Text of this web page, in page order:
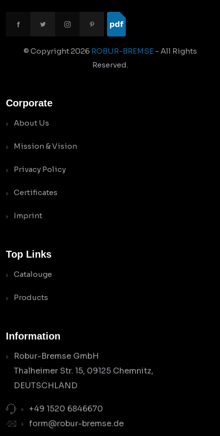
© Copyright2026 ROBUR-BREMSE- All Rights
Reserved.
Corporate
About Us
Mission & Vision
Privacy Policy
Certificates
Imprint
Top Links
Catalouge
Products
Information
Robur-Bremse GmbH
Thalheimer Str. 15, 09125 Chemnitz,
DEUTSCHLAND
+49 1520 6846670
form@robur-bremse.de